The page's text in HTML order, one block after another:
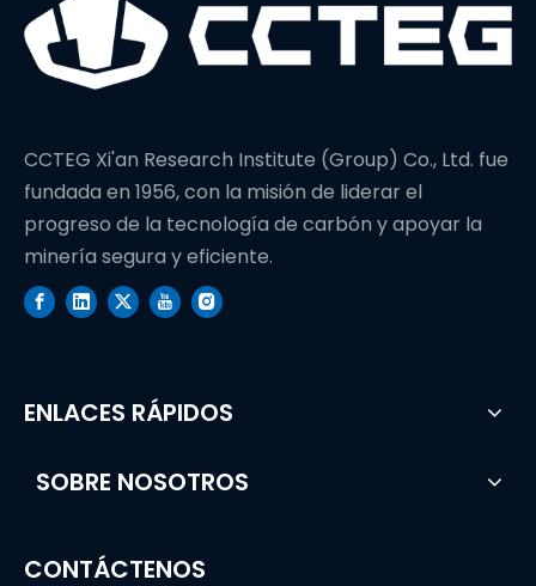
CCTEG Xi'an Research Institute (Group) Co., Ltd. fue
fundada en 1956, con la misión de liderar el
progreso de la tecnología de carbón y apoyar la
minería segura y eficiente.
ENLACES RÁPIDOS
SOBRE NOSOTROS
CONTÁCTENOS